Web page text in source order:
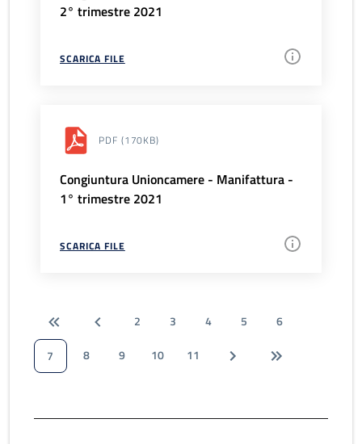
2° trimestre 2021
SCARICA FILE
PDF (170KB)
Congiuntura Unioncamere - Manifattura -
1° trimestre 2021
SCARICA FILE
2 3 4 5
6
7
8 9 10 11